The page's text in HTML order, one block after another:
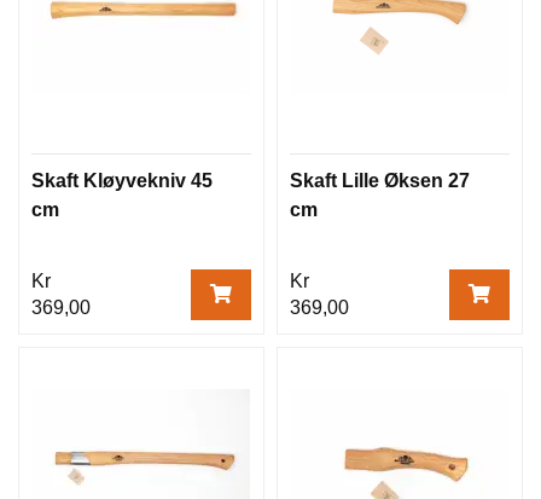
Skaft Kløyvekniv 45
cm
Kr
369,00
Skaft Lille Øksen 27
cm
Kr
369,00